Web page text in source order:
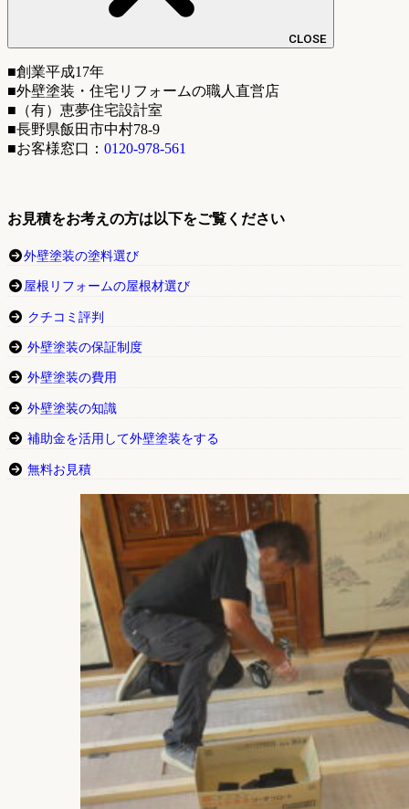
CLOSE
■創業平成17年
■外壁塗装・住宅リフォームの職人直営店
■（有）恵夢住宅設計室
■長野県飯田市中村78-9
■お客様窓口： 0120-978-561
お見積をお考えの方は以下をご覧ください
外壁塗装の塗料選び
屋根リフォームの屋根材選び
クチコミ評判
外壁塗装の保証制度
外壁塗装の費用
外壁塗装の知識
補助金を活用して外壁塗装をする
無料お見積